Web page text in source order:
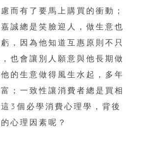
而有了要馬上購買的衝動；
誠總是笑臉迎人，做生意也
，因為他知道互惠原則不只
也會讓別人願意與他長期做
的生意做得風生水起，多年
；一致性讓消費者總是買相
3個必學消費心理學，背後
心理因素呢？